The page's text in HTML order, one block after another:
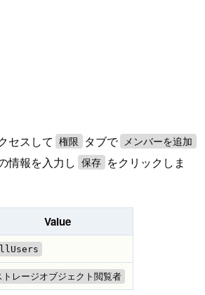
セスして 権限 タブで メンバーを追加
情報を入力し 保存
をクリックしま
Value
トレージオブジェクト閲覧者